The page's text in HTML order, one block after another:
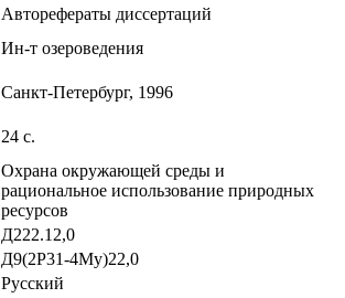
Авторефераты диссертаций
Ин-т озероведения
Санкт-Петербург, 1996
24 с.
Охрана окружающей среды и
рациональное использование природных
ресурсов
Д222.12,0
Д9(2Р31-4Му)22,0
Русский